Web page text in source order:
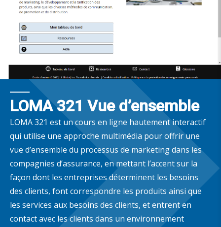
LOMA 321 Vue d’ensemble
LOMA 321 est un cours en ligne hautement interactif
qui utilise une approche multimédia pour offrir une
vue d’ensemble du processus de marketing dans les
compagnies d’assurance, en mettant l’accent sur la
façon dont les entreprises déterminent les besoins
des clients, font correspondre les produits ainsi que
les services aux besoins des clients, et entrent en
contact avec les clients dans un environnement